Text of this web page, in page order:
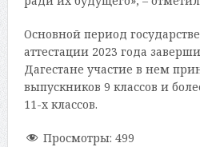
Основной период
аттестации 2023 года
Дагестане участие в нем
выпускников 9 классов и
11-х классов.
Просмотры: 499